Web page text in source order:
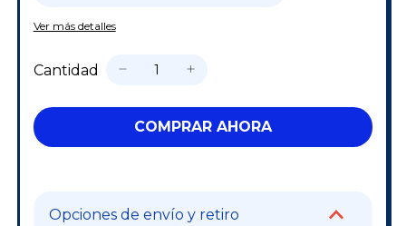
Ver más detalles
Cantidad
Opciones de envío y retiro